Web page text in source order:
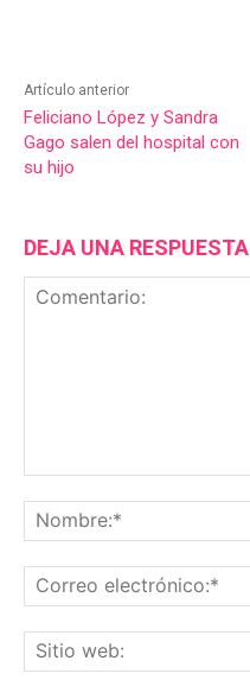
Artículo anterior
Feliciano López y Sandra
Gago salen del hospital con
su hijo
DEJA UNA RESPUESTA